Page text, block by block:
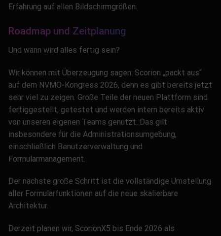
Erfahrung auf allen Bildschirmgrößen.
Roadmap und Zeitplanung
Und wann wird alles fertig sein?
Wir können mit Überzeugung sagen: Scorion „packt aus“
auf dem NVMO-Kongress 2026, denn es gibt bereits jetzt
sehr viel zu zeigen. Große Teile der neuen Plattform sind
fertiggestellt, getestet und werden intern bereits aktiv
von unseren eigenen Teams genutzt. Das gilt
insbesondere für die Administrationsumgebung,
einschließlich Benutzerverwaltung und
Formularmanagement.
Der nächste große Schritt ist die vollständige Umstellung
aller Formularfunktionen auf die neue skalierbare
Architektur.
Derzeit planen wir, ScorionX5 bis Ende 2026 als